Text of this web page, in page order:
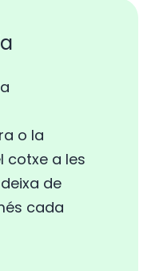
o la
cotxe a les
de
cada